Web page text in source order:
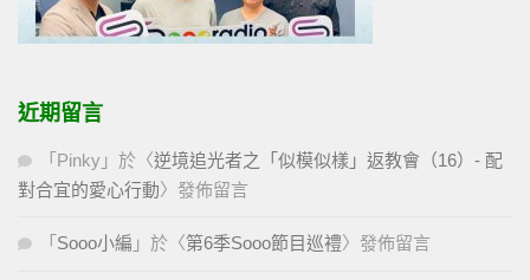
近期留言
「 Pinky 」於〈逆境追光者之「似模似樣」返教會（16）- 配
對合宜的愛心行動〉發佈留言
「 Sooo小編 」於〈第6季Sooo節目巡禮〉發佈留言